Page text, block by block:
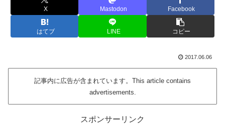
X Mastodon Facebook
はてブ LINE コピー
2017.06.06
記事内に広告が含まれています。This article contains
advertisements.
スポンサーリンク